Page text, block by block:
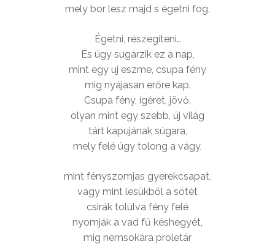
mely bor lesz majd s égetni fog.
Égetni, részegíteni…
És úgy sugárzik ez a nap,
mint egy uj eszme, csupa fény
mig nyájasan erőre kap.
Csupa fény, ígéret, jövő,
olyan mint egy szebb, új világ
tárt kapujának súgara,
mely felé úgy tolong a vágy,
mint fényszomjas gyerekcsapat,
vagy mint lesükből a sötét
csirák tolúlva fény felé
nyomják a vad fű késhegyét,
mig nemsokára proletár